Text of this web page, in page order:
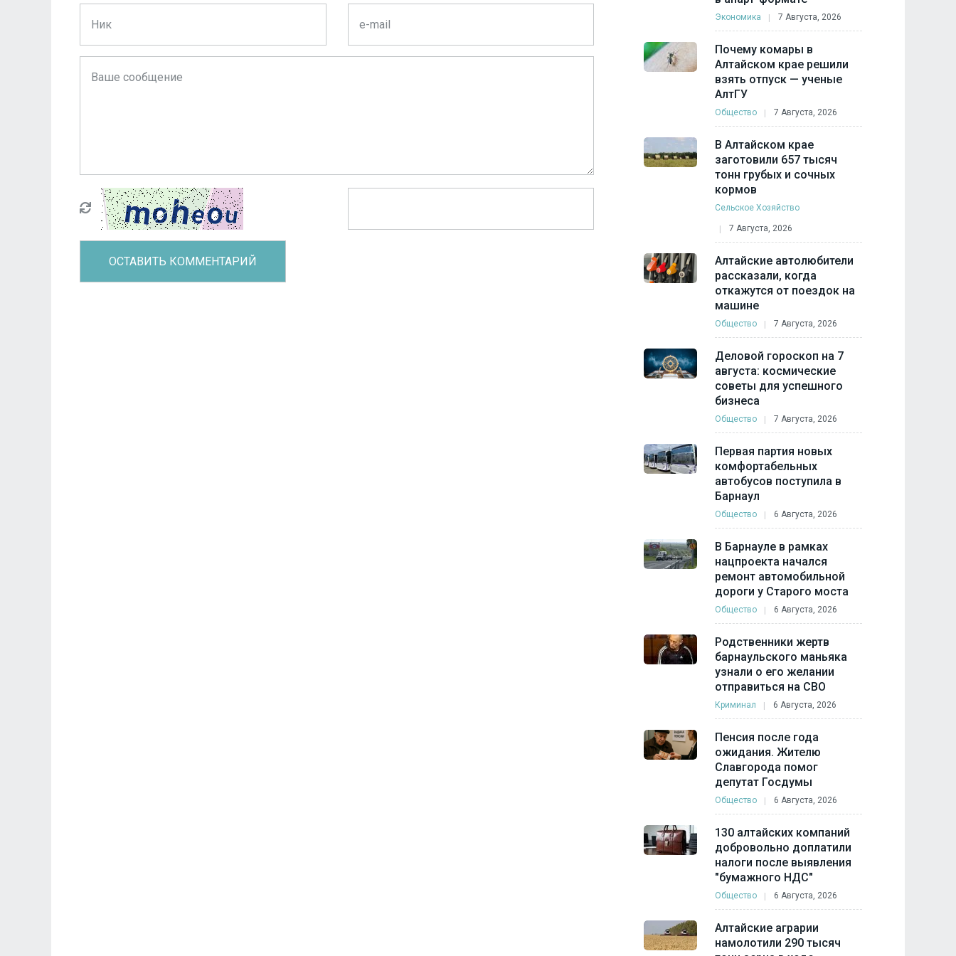
Экономика 7 Августа, 2026
Почему комары в
Алтайском крае решили
взять отпуск — ученые
АлтГУ
Общество 7 Августа, 2026
В Алтайском крае
заготовили 657 тысяч
тонн грубых и сочных
кормов
Сельское Хозяйство
7 Августа, 2026
Алтайские автолюбители
рассказали, когда
откажутся от поездок на
машине
Общество 7 Августа, 2026
Деловой гороскоп на 7
августа: космические
советы для успешного
бизнеса
Общество 7 Августа, 2026
Первая партия новых
комфортабельных
автобусов поступила в
Барнаул
Общество 6 Августа, 2026
В Барнауле в рамках
нацпроекта начался
ремонт автомобильной
дороги у Старого моста
Общество 6 Августа, 2026
Родственники жертв
барнаульского маньяка
узнали о его желании
отправиться на СВО
Криминал 6 Августа, 2026
Пенсия после года
ожидания. Жителю
Славгорода помог
депутат Госдумы
Общество 6 Августа, 2026
130 алтайских компаний
добровольно доплатили
налоги после выявления
"бумажного НДС"
Общество 6 Августа, 2026
Алтайские аграрии
намолотили 290 тысяч